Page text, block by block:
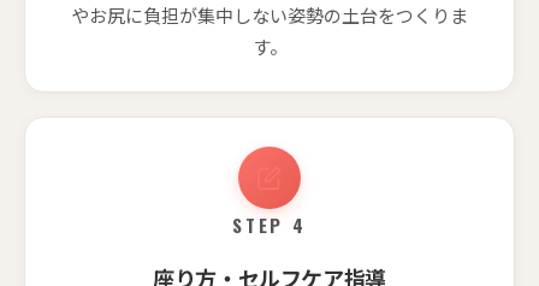
やお尻に負担が集中しない姿勢の土台をつくりま
す。
STEP 4
座り方・セルフケア指導